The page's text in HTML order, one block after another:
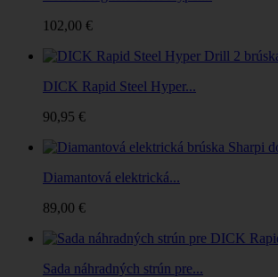
102,00 €
DICK Rapid Steel Hyper...
90,95 €
Diamantová elektrická...
89,00 €
Sada náhradných strún pre...